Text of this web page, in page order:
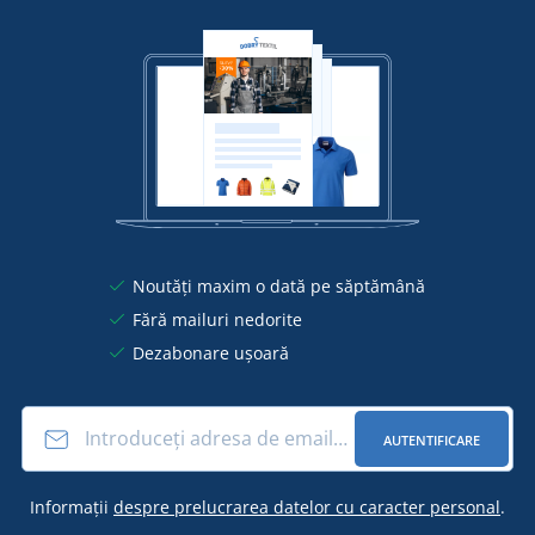
Noutăți maxim o dată pe săptămână
Fără mailuri nedorite
Dezabonare ușoară
AUTENTIFICARE
Informații despre prelucrarea datelor cu caracter personal.